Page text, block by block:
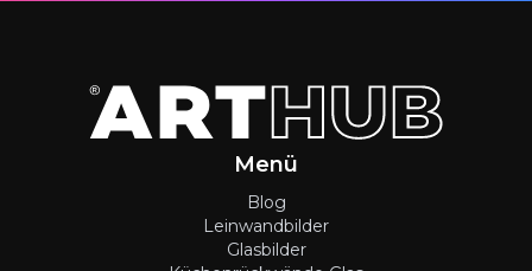
Menü
Blog
Leinwandbilder
Glasbilder